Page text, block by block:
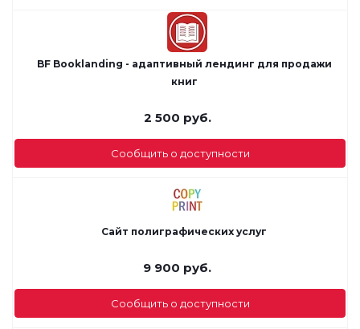
BF Booklanding - адаптивный лендинг для продажи
книг
2 500 руб.
Сообщить о доступности
Сайт полиграфических услуг
9 900 руб.
Сообщить о доступности